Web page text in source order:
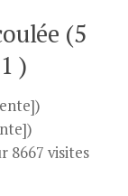
(5
)
8667 visites